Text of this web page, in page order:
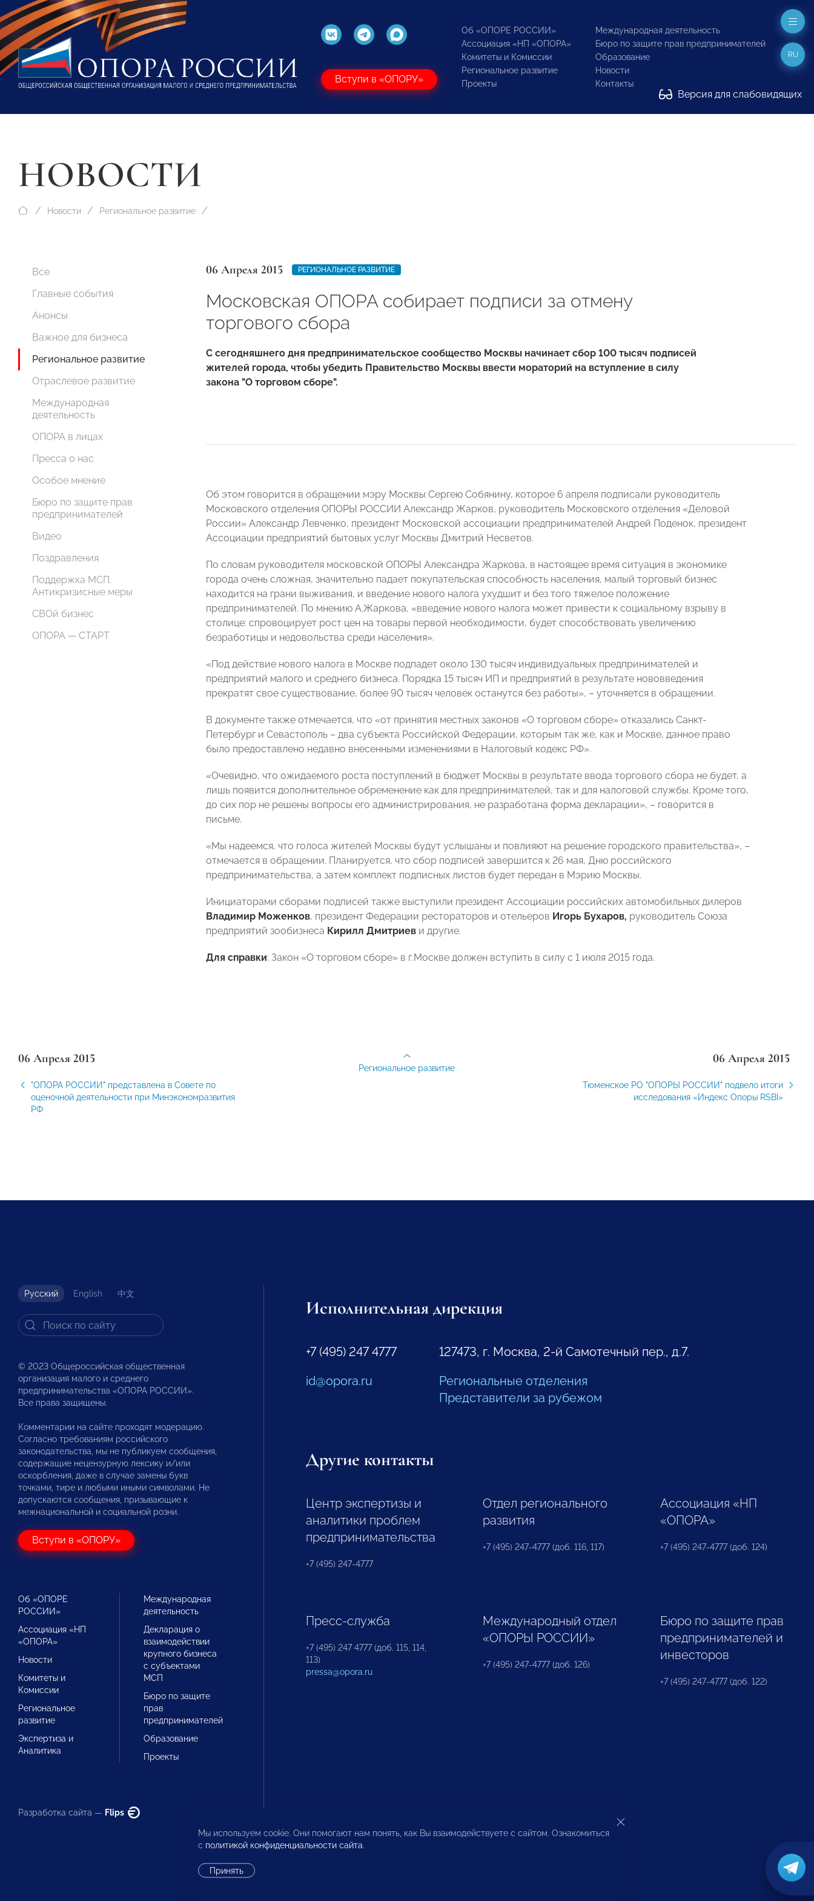
Вступи в «ОПОРУ»
Об «ОПОРЕ РОССИИ»
Ассоциация «НП «ОПОРА»
Комитеты и Комиссии
Региональное развитие
Проекты
Международная деятельность
Бюро по защите прав предпринимателей
Образование
Новости
Контакты
Версия для слабовидящих
RU
НОВОСТИ
Новости Региональное развитие
Все
Главные события
Анонсы
Важное для бизнеса
Региональное развитие
Отраслевое развитие
Международная
деятельность
ОПОРА в лицах
Пресса о нас
Особое мнение
Бюро по защите прав
предпринимателей
Видео
Поздравления
Поддержка МСП.
Антикризисные меры
СВОй бизнес
ОПОРА — СТАРТ
06 Апреля 2015 РЕГИОНАЛЬНОЕ РАЗВИТИЕ
Московская ОПОРА собирает подписи за отмену
торгового сбора
С сегодняшнего дня предпринимательское сообщество Москвы начинает сбор 100 тысяч подписей
жителей города, чтобы убедить Правительство Москвы ввести мораторий на вступление в силу
закона "О торговом сборе".
Об этом говорится в обращении мэру Москвы Сергею Собянину, которое 6 апреля подписали руководитель
Московского отделения ОПОРЫ РОССИИ Александр Жарков, руководитель Московского отделения «Деловой
России» Александр Левченко, президент Московской ассоциации предпринимателей Андрей Поденок, президент
Ассоциации предприятий бытовых услуг Москвы Дмитрий Несветов.
По словам руководителя московской ОПОРЫ Александра Жаркова, в настоящее время ситуация в экономике
города очень сложная, значительно падает покупательская способность населения, малый торговый бизнес
находится на грани выживания, и введение нового налога ухудшит и без того тяжелое положение
предпринимателей. По мнению А.Жаркова, «введение нового налога может привести к социальному взрыву в
столице: спровоцирует рост цен на товары первой необходимости, будет способствовать увеличению
безработицы и недовольства среди населения».
«Под действие нового налога в Москве подпадет около 130 тысяч индивидуальных предпринимателей и
предприятий малого и среднего бизнеса. Порядка 15 тысяч ИП и предприятий в результате нововведения
прекратят свое существование, более 90 тысяч человек останутся без работы», – уточняется в обращении.
В документе также отмечается, что «от принятия местных законов «О торговом сборе» отказались Санкт-
Петербург и Севастополь – два субъекта Российской Федерации, которым так же, как и Москве, данное право
было предоставлено недавно внесенными изменениями в Налоговый кодекс РФ».
«Очевидно, что ожидаемого роста поступлений в бюджет Москвы в результате ввода торгового сбора не будет, а
лишь появится дополнительное обременение как для предпринимателей, так и для налоговой службы. Кроме того,
до сих пор не решены вопросы его администрирования, не разработана форма декларации», – говорится в
письме.
«Мы надеемся, что голоса жителей Москвы будут услышаны и повлияют на решение городского правительства», –
отмечается в обращении. Планируется, что сбор подписей завершится к 26 мая, Дню российского
предпринимательства, а затем комплект подписных листов будет передан в Мэрию Москвы.
Инициаторами сборами подписей также выступили президент Ассоциации российских автомобильных дилеров
Владимир Моженков, президент Федерации рестораторов и отельеров Игорь Бухаров, руководитель Союза
предприятий зообизнеса Кирилл Дмитриев и другие.
Для справки: Закон «О торговом сборе» в г.Москве должен вступить в силу с 1 июля 2015 года.
06 Апреля 2015
"ОПОРА РОССИИ" представлена в Совете по
оценочной деятельности при Минэкономразвития
РФ
06 Апреля 2015
Тюменское РО "ОПОРЫ РОССИИ" подвело итоги
исследования «Индекс Опоры RSBI»
Региональное развитие
Русский English 中文
© 2023 Общероссийская общественная
организация малого и среднего
предпринимательства «ОПОРА РОССИИ».
Все права защищены.
Комментарии на сайте проходят модерацию.
Согласно требованиям российского
законодательства, мы не публикуем сообщения,
содержащие нецензурную лексику и/или
оскорбления, даже в случае замены букв
точками, тире и любыми иными символами. Не
допускаются сообщения, призывающие к
межнациональной и социальной розни.
Вступи в «ОПОРУ»
Об «ОПОРЕ
РОССИИ»
Ассоциация «НП
«ОПОРА»
Новости
Комитеты и
Комиссии
Региональное
развитие
Экспертиза и
Аналитика
Международная
деятельность
Декларация о
взаимодействии
крупного бизнеса
с субъектами
МСП
Бюро по защите
прав
предпринимателей
Образование
Проекты
Разработка сайта — Flips
Исполнительная дирекция
+7 (495) 247 4777
id@opora.ru
127473, г. Москва, 2-й Самотечный пер., д.7.
Региональные отделения
Представители за рубежом
Другие контакты
Центр экспертизы и
аналитики проблем
предпринимательства
+7 (495) 247-4777
Отдел регионального
развития
+7 (495) 247-4777 (доб. 116, 117)
Ассоциация «НП
«ОПОРА»
+7 (495) 247-4777 (доб. 124)
Пресс-служба
+7 (495) 247 4777 (доб. 115, 114,
113)
pressa@opora.ru
Международный отдел
«ОПОРЫ РОССИИ»
+7 (495) 247-4777 (доб. 126)
Бюро по защите прав
предпринимателей и
инвесторов
+7 (495) 247-4777 (доб. 122)
Мы используем cookie. Они помогают нам понять, как Вы взаимодействуете с сайтом. Ознакомиться
с политикой конфиденциальности сайта.
Принять